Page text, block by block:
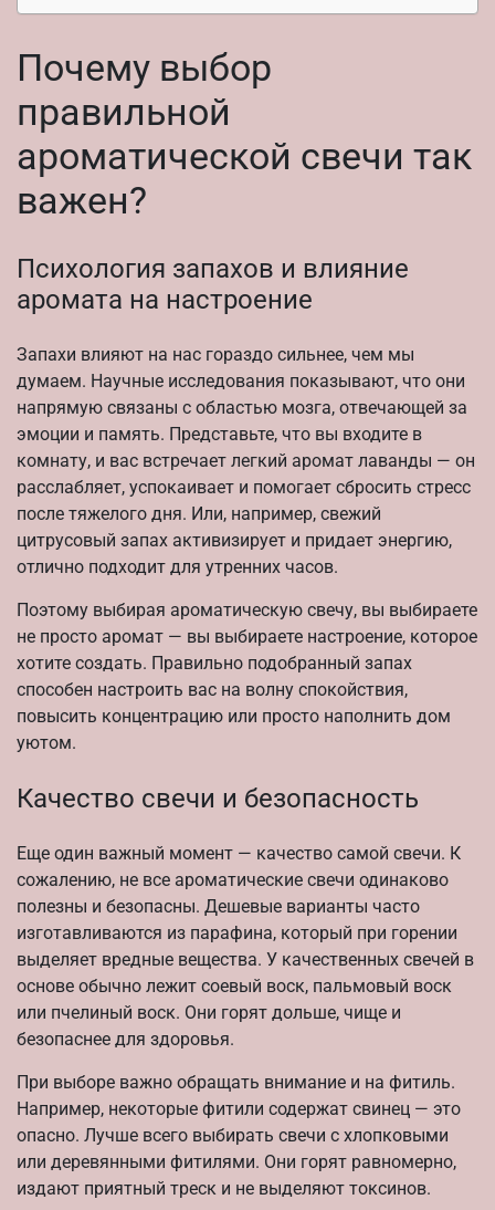
Почему выбор
правильной
ароматической свечи так
важен?
Психология запахов и влияние
аромата на настроение
Запахи влияют на нас гораздо сильнее, чем мы
думаем. Научные исследования показывают, что они
напрямую связаны с областью мозга, отвечающей за
эмоции и память. Представьте, что вы входите в
комнату, и вас встречает легкий аромат лаванды — он
расслабляет, успокаивает и помогает сбросить стресс
после тяжелого дня. Или, например, свежий
цитрусовый запах активизирует и придает энергию,
отлично подходит для утренних часов.
Поэтому выбирая ароматическую свечу, вы выбираете
не просто аромат — вы выбираете настроение, которое
хотите создать. Правильно подобранный запах
способен настроить вас на волну спокойствия,
повысить концентрацию или просто наполнить дом
уютом.
Качество свечи и безопасность
Еще один важный момент — качество самой свечи. К
сожалению, не все ароматические свечи одинаково
полезны и безопасны. Дешевые варианты часто
изготавливаются из парафина, который при горении
выделяет вредные вещества. У качественных свечей в
основе обычно лежит соевый воск, пальмовый воск
или пчелиный воск. Они горят дольше, чище и
безопаснее для здоровья.
При выборе важно обращать внимание и на фитиль.
Например, некоторые фитили содержат свинец — это
опасно. Лучше всего выбирать свечи с хлопковыми
или деревянными фитилями. Они горят равномерно,
издают приятный треск и не выделяют токсинов.